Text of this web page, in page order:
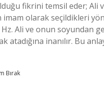
fikrini temsil eder; Ali
imam olarak seçildikleri
Ali ve onun soyundan
atadığına inanılır. Bu
Bırak